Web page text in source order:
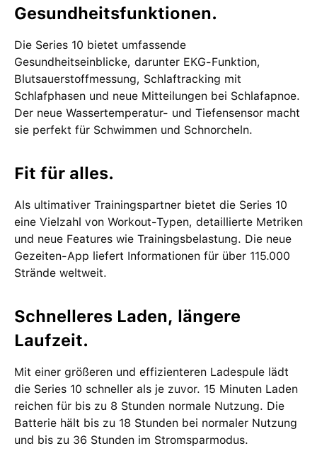
Gesundheitsfunktionen.
Die Series 10 bietet umfassende
Gesundheitseinblicke, darunter EKG-Funktion,
Blutsauerstoffmessung, Schlaftracking mit
Schlafphasen und neue Mitteilungen bei Schlafapnoe.
Der neue Wassertemperatur- und Tiefensensor macht
sie perfekt für Schwimmen und Schnorcheln.
Fit für alles.
Als ultimativer Trainingspartner bietet die Series 10
eine Vielzahl von Workout-Typen, detaillierte Metriken
und neue Features wie Trainingsbelastung. Die neue
Gezeiten-App liefert Informationen für über 115.000
Strände weltweit.
Schnelleres Laden, längere
Laufzeit.
Mit einer größeren und effizienteren Ladespule lädt
die Series 10 schneller als je zuvor. 15 Minuten Laden
reichen für bis zu 8 Stunden normale Nutzung. Die
Batterie hält bis zu 18 Stunden bei normaler Nutzung
und bis zu 36 Stunden im Stromsparmodus.